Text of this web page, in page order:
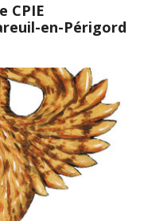
CPIE
en-Périgord